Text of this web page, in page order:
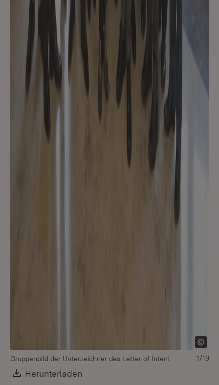
Gruppenbild der Unterzeichner des Letter of Intent
Download:
Herunterladen
1/19